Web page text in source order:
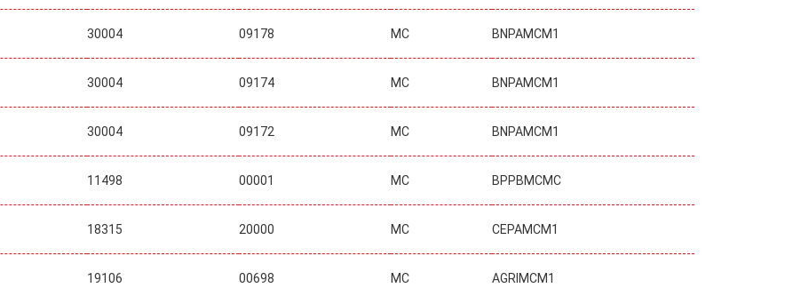
30004 09178 MC BNPAMCM1
30004 09174 MC BNPAMCM1
30004 09172 MC BNPAMCM1
11498 00001 MC BPPBMCMC
18315 20000 MC CEPAMCM1
19106 00698 MC AGRIMCM1